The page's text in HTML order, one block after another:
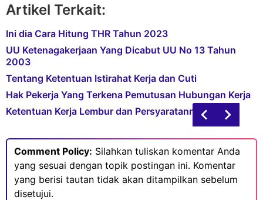
Artikel Terkait:
Ini dia Cara Hitung THR Tahun 2023
UU Ketenagakerjaan Yang Dicabut UU No 13 Tahun
2003
Tentang Ketentuan Istirahat Kerja dan Cuti
Hak Pekerja Yang Terkena Pemutusan Hubungan Kerja
Ketentuan Kerja Lembur dan Persyaratannya
Comment Policy: Silahkan tuliskan komentar Anda
yang sesuai dengan topik postingan ini. Komentar
yang berisi tautan tidak akan ditampilkan sebelum
disetujui.